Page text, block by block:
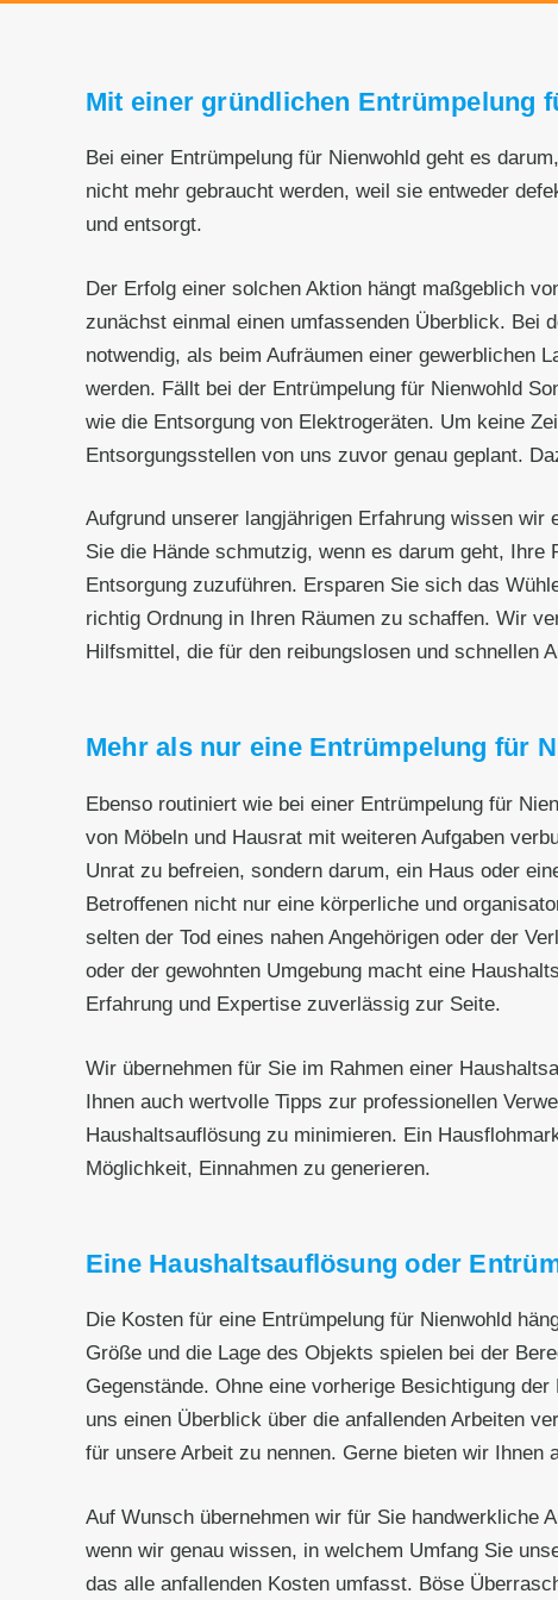
Mit einer gründlichen Entrümpelung
Bei einer Entrümpelung für Nienwohld geht es
nicht mehr gebraucht werden, weil sie entweder
und entsorgt.
Der Erfolg einer solchen Aktion hängt maßgeblich
zunächst einmal einen umfassenden Überblick. Bei
notwendig, als beim Aufräumen einer gewerblichen
werden. Fällt bei der Entrümpelung für Nienwohld
wie die Entsorgung von Elektrogeräten. Um keine
Entsorgungsstellen von uns zuvor genau geplant.
Aufgrund unserer langjährigen Erfahrung wissen
Sie die Hände schmutzig, wenn es darum geht,
Entsorgung zuzuführen. Ersparen Sie sich das
richtig Ordnung in Ihren Räumen zu schaffen. Wir
Hilfsmittel, die für den reibungslosen und schnellen
Mehr als nur eine Entrümpelung für
Ebenso routiniert wie bei einer Entrümpelung für
von Möbeln und Hausrat mit weiteren Aufgaben
Unrat zu befreien, sondern darum, ein Haus oder
Betroffenen nicht nur eine körperliche und
selten der Tod eines nahen Angehörigen oder der
oder der gewohnten Umgebung macht eine
Erfahrung und Expertise zuverlässig zur Seite.
Wir übernehmen für Sie im Rahmen einer
Ihnen auch wertvolle Tipps zur professionellen
Haushaltsauflösung zu minimieren. Ein
Möglichkeit, Einnahmen zu generieren.
Eine Haushaltsauflösung oder
Die Kosten für eine Entrümpelung für Nienwohld
Größe und die Lage des Objekts spielen bei der
Gegenstände. Ohne eine vorherige Besichtigung
uns einen Überblick über die anfallenden Arbeiten
für unsere Arbeit zu nennen. Gerne bieten wir
Auf Wunsch übernehmen wir für Sie handwerkliche
wenn wir genau wissen, in welchem Umfang Sie
das alle anfallenden Kosten umfasst. Böse